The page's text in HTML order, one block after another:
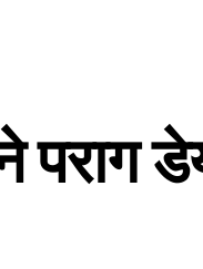
पराग